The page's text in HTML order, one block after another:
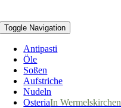
Toggle Navigation
Antipasti
Öle
Soßen
Aufstriche
Nudeln
OsteriaIn Wermelskirchen